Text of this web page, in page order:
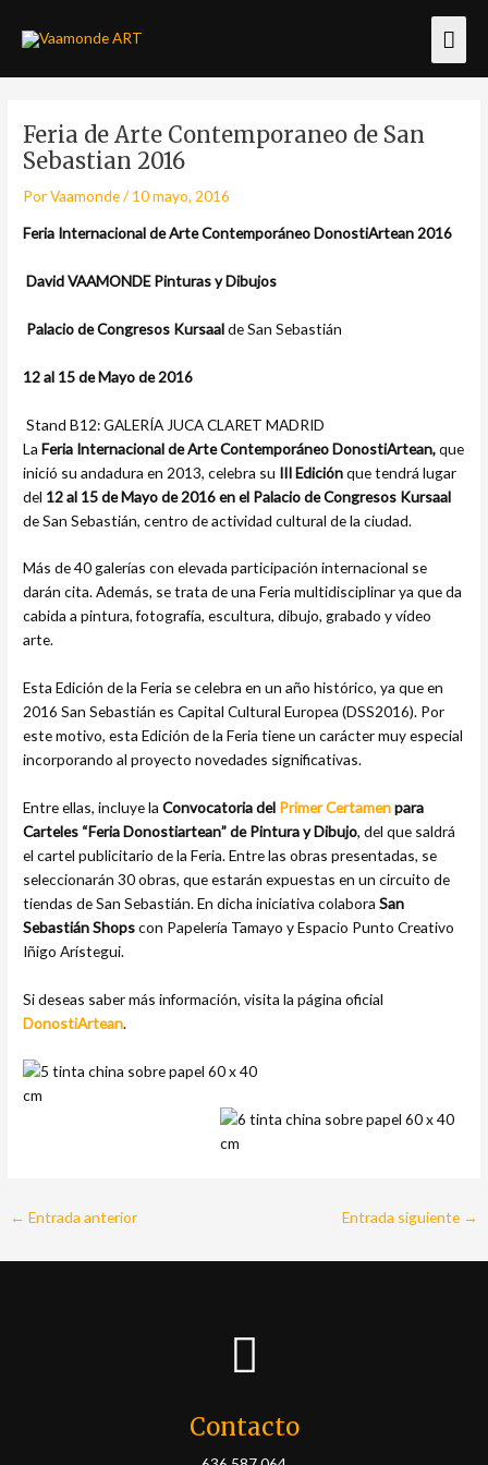
Feria de Arte Contemporaneo de San
Sebastian 2016
PorVaamonde/ 10 mayo, 2016
Feria Internacional de Arte Contemporáneo DonostiArtean 2016
David VAAMONDE Pinturas y Dibujos
Palacio de Congresos Kursaalde San Sebastián
12 al 15 de Mayo de 2016
Stand B12: GALERÍA JUCA CLARET MADRID
LaFeria Internacional de Arte Contemporáneo DonostiArtean,que
inició su andadura en 2013, celebra su III Ediciónque tendrá lugar
del 12 al 15 de Mayo de 2016 en el Palacio de Congresos Kursaal
de San Sebastián, centro de actividad cultural de la ciudad.
Más de 40 galerías con elevada participación internacional se
darán cita. Además, se trata de una Feria multidisciplinar ya que da
cabida a pintura, fotografía, escultura, dibujo, grabado y vídeo
arte.
Esta Edición de la Feria se celebra en un año histórico, ya que en
2016 San Sebastián es Capital Cultural Europea (DSS2016). Por
este motivo, esta Edición de la Feria tiene un carácter muy especial
incorporando al proyecto novedades significativas.
Entre ellas, incluye laConvocatoria del Primer Certamenpara
Carteles “Feria Donostiartean” de Pintura y Dibujo, del que saldrá
el cartel publicitario de la Feria. Entre las obras presentadas, se
seleccionarán 30 obras, que estarán expuestas en un circuito de
tiendas de San Sebastián. En dicha iniciativa colaboraSan
Sebastián Shopscon Papelería Tamayo y Espacio Punto Creativo
Iñigo Arístegui.
Si deseas saber más información, visita la página oficial
DonostiArtean.
entradas
← Entrada anterior Entrada siguiente →
Contacto